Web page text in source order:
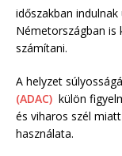
időszakban
Németországban is
számítani.
A helyzet
(ADAC) külön
és viharos szél
használata.